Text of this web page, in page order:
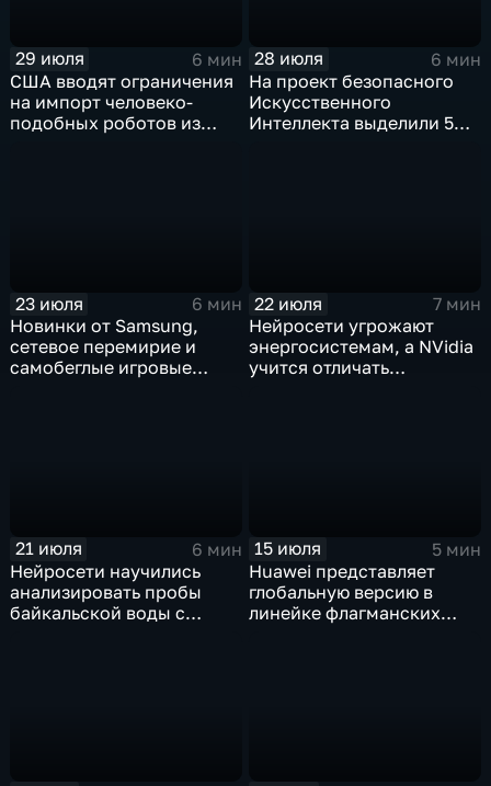
29 июля
6 мин
США вводят ограничения
на импорт человеко-
подобных роботов из
28 июля
6 мин
На проект безопасного
Искусственного
Интеллекта выделили 5
23 июля
6 мин
Новинки от Samsung,
сетевое перемирие и
самобеглые игровые
22 июля
7 мин
Нейросети угрожают
энергосистемам, а NVidia
учится отличать
21 июля
6 мин
Нейросети научились
анализировать пробы
байкальской воды с
15 июля
5 мин
Huawei представляет
глобальную версию в
линейке флагманских